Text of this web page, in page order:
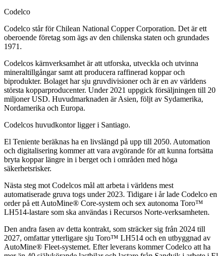
Codelco
Codelco står för Chilean National Copper Corporation. Det är ett
oberoende företag som ägs av den chilenska staten och grundades
1971.
Codelcos kärnverksamhet är att utforska, utveckla och utvinna
mineraltillgångar samt att producera raffinerad koppar och
biprodukter. Bolaget har sju gruvdivisioner och är en av världens
största kopparproducenter. Under 2021 uppgick försäljningen till 20
miljoner USD. Huvudmarknaden är Asien, följt av Sydamerika,
Nordamerika och Europa.
Codelcos huvudkontor ligger i Santiago.
El Teniente beräknas ha en livslängd på upp till 2050. Automation
och digitalisering kommer att vara avgörande för att kunna fortsätta
bryta koppar längre in i berget och i områden med höga
säkerhetsrisker.
Nästa steg mot Codelcos mål att arbeta i världens mest
automatiserade gruva togs under 2023. Tidigare i år lade Codelco en
order på ett AutoMine® Core-system och sex autonoma Toro™
LH514-lastare som ska användas i Recursos Norte-verksamheten.
Den andra fasen av detta kontrakt, som sträcker sig från 2024 till
2027, omfattar ytterligare sju Toro™ LH514 och en utbyggnad av
AutoMine® Fleet-systemet. Efter leverans kommer Codelco att ha